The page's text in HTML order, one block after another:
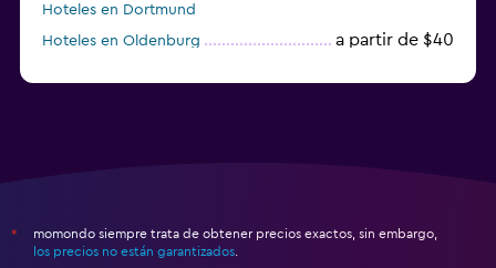
Hoteles en Dortmund
Hoteles en Oldenburg
a partir de $40
*
momondo siempre trata de obtener precios exactos, sin embargo,
los precios no están garantizados